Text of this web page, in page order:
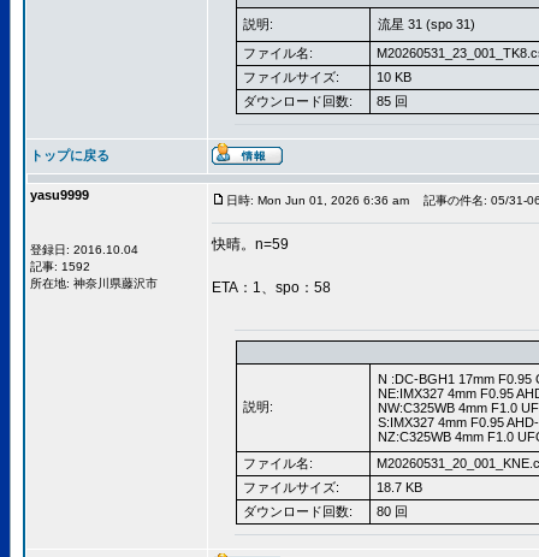
説明:
流星 31 (spo 31)
ファイル名:
ファイルサイズ:
10 KB
ダウンロード回数:
85 回
トップに戻る
yasu9999
登録日: 2016.10.04
記事: 1592
所在地: 神奈川県藤沢市
日時: Mon Jun 01, 2026 6:36 am 記事の件名: 05/31-
快晴。n=59
ETA：1、spo：58
説明:
N :DC-BGH1 17mm F0.95
NE:IMX327 4mm F0.95
NW:C325WB 4mm F1.0
S:IMX327 4mm F0.95
NZ:C325WB 4mm F1.0
ファイル名:
ファイルサイズ:
18.7 KB
ダウンロード回数:
80 回